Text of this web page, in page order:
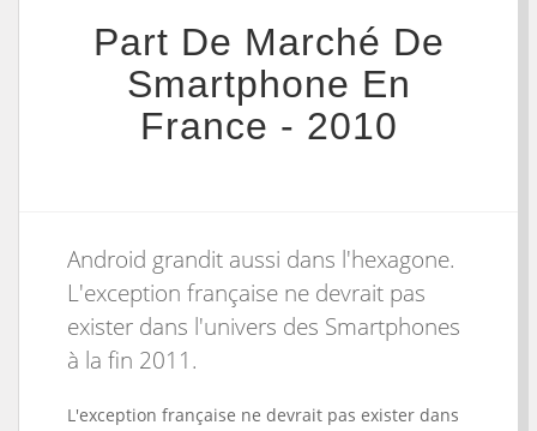
Part De Marché De
Smartphone En
France - 2010
Android grandit aussi dans l'hexagone.
L'exception française ne devrait pas
exister dans l'univers des Smartphones
à la fin 2011.
L'exception française ne devrait pas exister dans